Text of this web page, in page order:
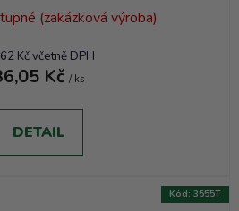
(zakázková výroba)
Kč včetně DPH
Kč / ks
DETAIL
Kód: 3555T